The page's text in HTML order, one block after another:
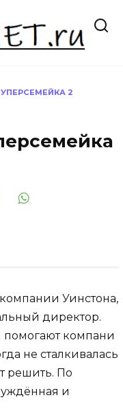
2
Уинстона,
директор.
компани
не сталкивалась
решить. По
и